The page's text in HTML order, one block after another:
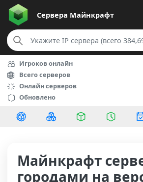
Сервера Майнкрафт
Игроков онлайн
Всего серверов
Онлайн серверов
Обновлено
Майнкрафт
городами на